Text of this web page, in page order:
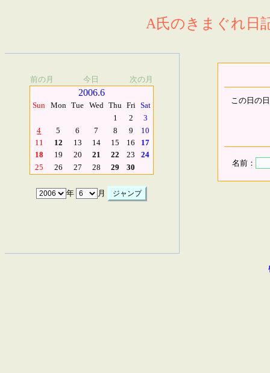
A氏のきまぐれ日
前の月 今日 次の月
2006.6
Sun Mon Tue Wed Thu Fri Sat
1
2
3
4
5 6 7 8 9
10
11
12 13 14 15 16
17
18
19 20 21 22 23
24
25
26 27 28 29 30
年 月
この日の
名前：